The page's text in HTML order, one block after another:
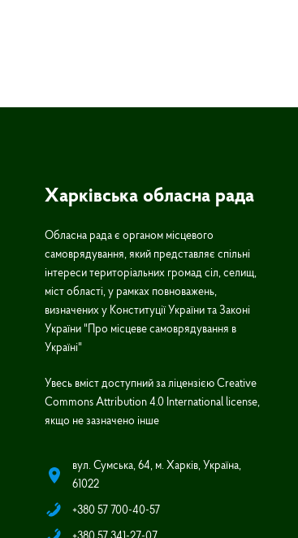
Харківська обласна рада
Обласна рада є органом місцевого
самоврядування, який представляє спільні
інтереси територіальних громад сіл, селищ,
міст області, у рамках повноважень,
визначених у Конституції України та Законі
України "Про місцеве самоврядування в
Україні"
Увесь вміст доступний за ліцензією Creative
Commons Attribution 4.0 International license,
якщо не зазначено інше
вул. Сумська, 64, м. Харків, Україна,
61022
+380 57 700-40-57